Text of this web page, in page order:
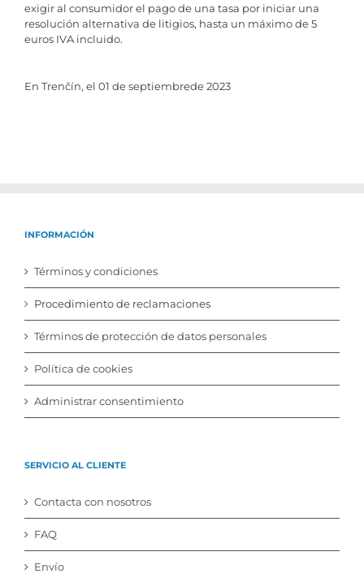
exigir al consumidor el pago de una tasa por iniciar una
resolución alternativa de litigios, hasta un máximo de 5
euros IVA incluido.
En Trenčín, el 01 de septiembrede 2023
INFORMACIÓN
Términos y condiciones
Procedimiento de reclamaciones
Términos de protección de datos personales
Política de cookies
Administrar consentimiento
SERVICIO AL CLIENTE
Contacta con nosotros
FAQ
Envío